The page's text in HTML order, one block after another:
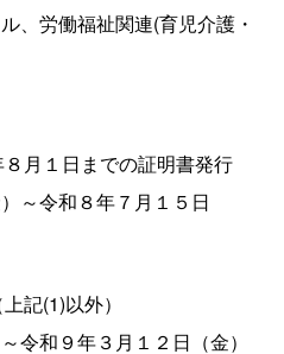
、労働福祉関連(育児介護・
月１日までの証明書発行
～令和８年７月１５日
記(1)以外）
令和９年３月１２日（金）